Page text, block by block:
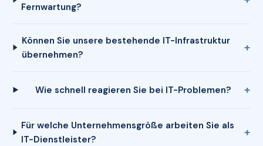
Fernwartung?
Können Sie unsere bestehende IT-Infrastruktur
übernehmen?
Wie schnell reagieren Sie bei IT-Problemen?
Für welche Unternehmensgröße arbeiten Sie als
IT-Dienstleister?